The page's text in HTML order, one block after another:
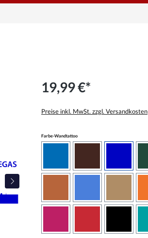
19,99 €*
Preise inkl. MwSt. zzgl. Versandkosten
Farbe-Wandtattooauswählen